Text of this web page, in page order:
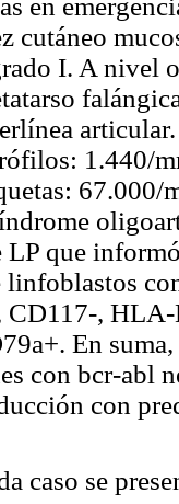
en
cutáneo
I. A nivel
1.440/
67.000/
LP que
linfoblastos
CD117-,
En
con bcr-abl
con
caso se